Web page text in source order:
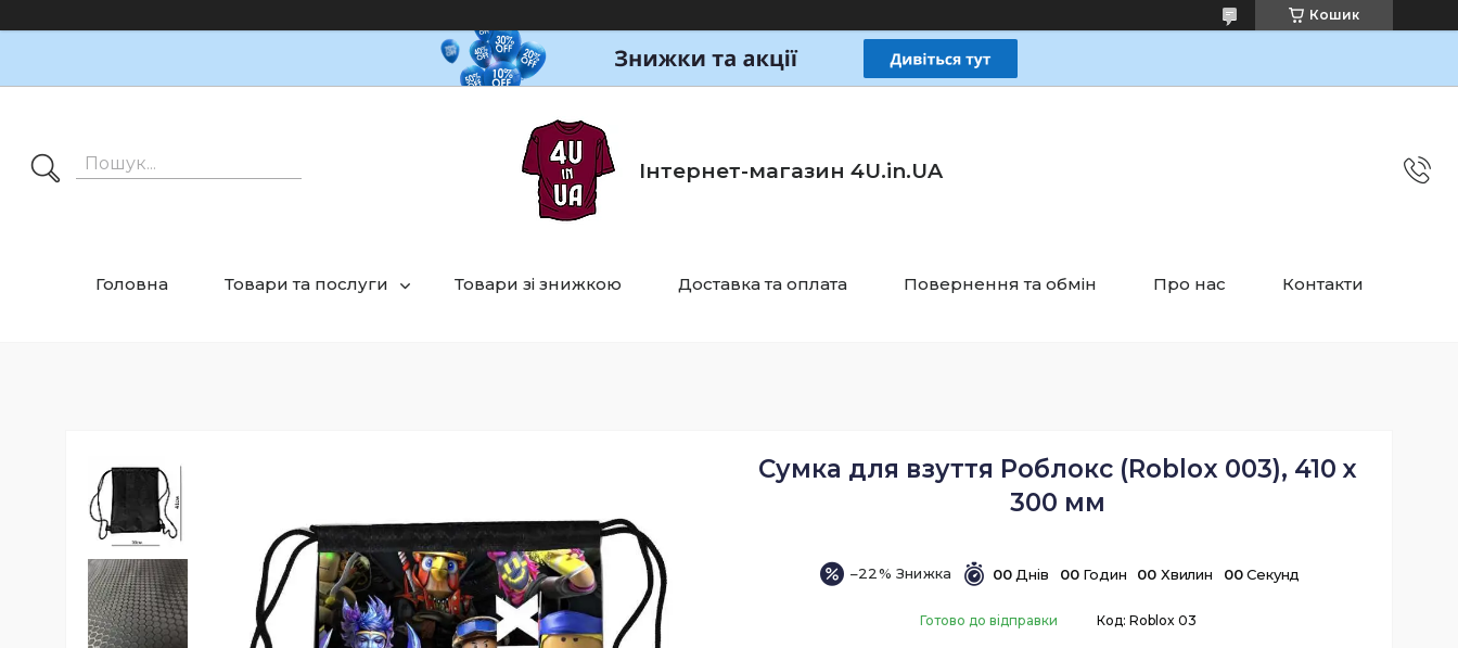
Кошик
Інтернет-магазин 4U.in.UA
Головна Товари та послуги Товари зі знижкою Доставка та оплата Повернення та обмін Про нас Контакти
Сумка для взуття Роблокс (Roblox 003), 410 х
300 мм
–22% 00 Днів 00 Годин 00 Хвилин 00 Секунд
Готово до відправки Код: Roblox 03